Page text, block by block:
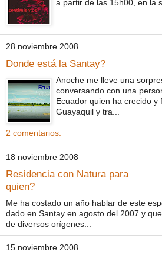
a partir de las 15h00, en la
28 noviembre 2008
Donde está la Santay?
Anoche me lleve una
conversando con una
Ecuador quien ha crecido y
Guayaquil y tra...
2 comentarios:
18 noviembre 2008
Residencia con Natura para
quien?
Me ha costado un año hablar de este
dado en Santay en agosto del 2007 y
de diversos orígenes...
15 noviembre 2008